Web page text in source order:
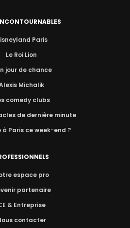
Paris
Le Roi Lion
jour de chance
Michalik
comedy clubs
de dernière minute
à Paris ce week-end ?
espace pro
partenaire
& Entreprise
contacter